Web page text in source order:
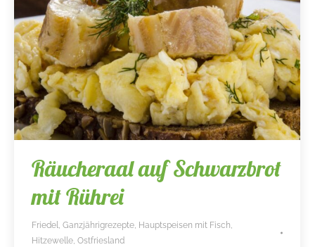
Räucheraal auf Schwarzbrot
mit Rührei
Friedel Ganzjährigrezepte Hauptspeisen mit Fisch
Hitzewelle Ostfriesland